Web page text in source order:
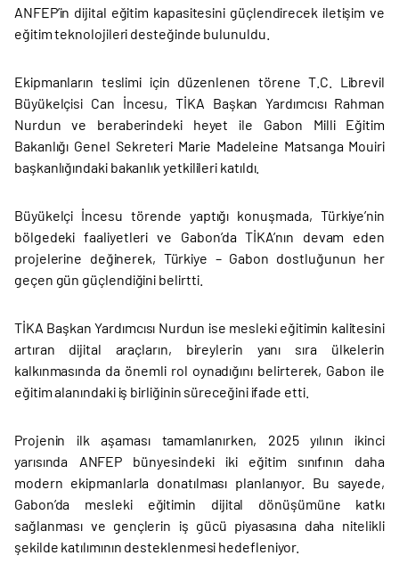
ANFEP’in dijital eğitim kapasitesini güçlendirecek iletişim ve
eğitim teknolojileri desteğinde bulunuldu.
Ekipmanların teslimi için düzenlenen törene T.C. Librevil
Büyükelçisi Can İncesu, TİKA Başkan Yardımcısı Rahman
Nurdun ve beraberindeki heyet ile Gabon Milli Eğitim
Bakanlığı Genel Sekreteri Marie Madeleine Matsanga Mouiri
başkanlığındaki bakanlık yetkilileri katıldı.
Büyükelçi İncesu törende yaptığı konuşmada, Türkiye’nin
bölgedeki faaliyetleri ve Gabon’da TİKA’nın devam eden
projelerine değinerek, Türkiye – Gabon dostluğunun her
geçen gün güçlendiğini belirtti.
TİKA Başkan Yardımcısı Nurdun ise mesleki eğitimin kalitesini
artıran dijital araçların, bireylerin yanı sıra ülkelerin
kalkınmasında da önemli rol oynadığını belirterek, Gabon ile
eğitim alanındaki iş birliğinin süreceğini ifade etti.
Projenin ilk aşaması tamamlanırken, 2025 yılının ikinci
yarısında ANFEP bünyesindeki iki eğitim sınıfının daha
modern ekipmanlarla donatılması planlanıyor. Bu sayede,
Gabon’da mesleki eğitimin dijital dönüşümüne katkı
sağlanması ve gençlerin iş gücü piyasasına daha nitelikli
şekilde katılımının desteklenmesi hedefleniyor.